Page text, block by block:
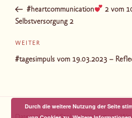
Beitrag#heartcommunication
2 vom
Selbstversorgung 2
Nächster
Beitrag
WEITER
#tagesimpuls vom 19.03.2023 –
Durch die weitere Nutzung der Seite